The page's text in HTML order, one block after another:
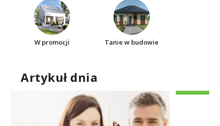
W promocji Tanie w budowie
Artykuł dnia